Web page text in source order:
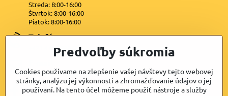
Streda: 8:00-16:00
Štvrtok: 8:00-16:00
Piatok: 8:00-16:00
Telefón
+421 47 4399872
lipovany@dkn.sk
Facebook
Predvoľby súkromia
Cookies používame na zlepšenie vašej návštevy tejto webovej
stránky, analýzu jej výkonnosti a zhromažďovanie údajov o jej
používaní. Na tento účel môžeme použiť nástroje a služby